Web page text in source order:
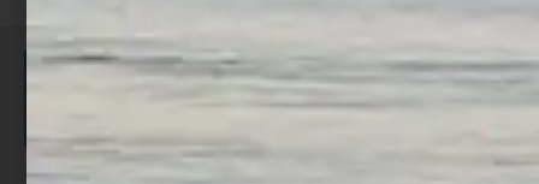
ISCRIVITI E RICEVI 3,50€ DI
SCONTO >